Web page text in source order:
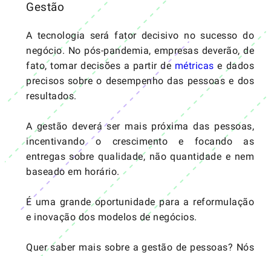
Gestão
A tecnologia será fator decisivo no sucesso do
negócio. No pós-pandemia, empresas deverão, de
fato, tomar decisões a partir de métricas e dados
precisos sobre o desempenho das pessoas e dos
resultados.
A gestão deverá ser mais próxima das pessoas,
incentivando o crescimento e focando as
entregas sobre qualidade, não quantidade e nem
baseado em horário.
É uma grande oportunidade para a reformulação
e inovação dos modelos de negócios.
Quer saber mais sobre a gestão de pessoas? Nós